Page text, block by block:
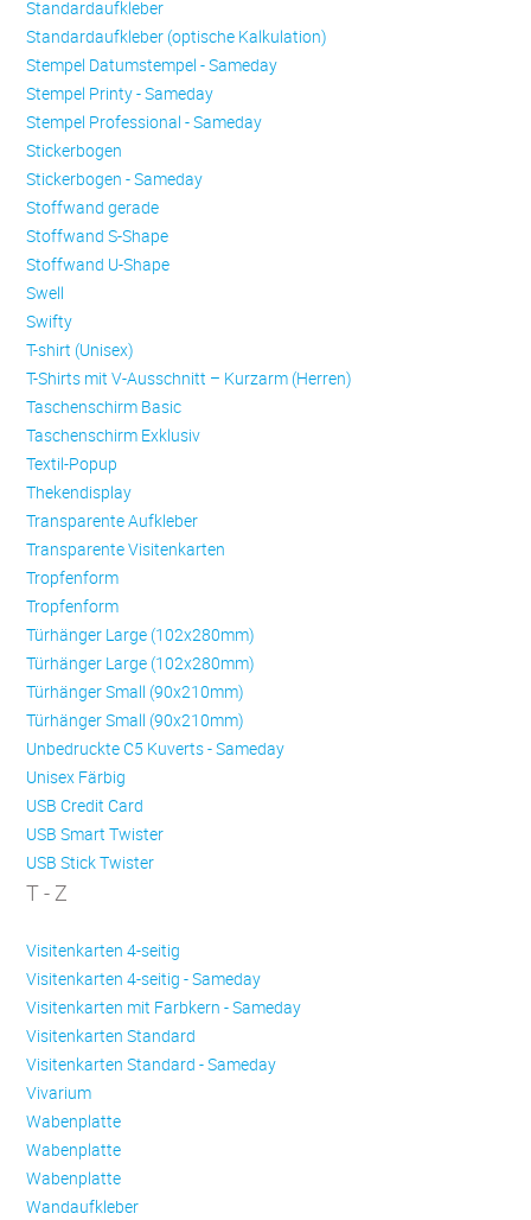
Standardaufkleber
Standardaufkleber (optische Kalkulation)
Stempel Datumstempel - Sameday
Stempel Printy - Sameday
Stempel Professional - Sameday
Stickerbogen
Stickerbogen - Sameday
Stoffwand gerade
Stoffwand S-Shape
Stoffwand U-Shape
Swell
Swifty
T-shirt (Unisex)
T-Shirts mit V-Ausschnitt – Kurzarm (Herren)
Taschenschirm Basic
Taschenschirm Exklusiv
Textil-Popup
Thekendisplay
Transparente Aufkleber
Transparente Visitenkarten
Trop­fen­form
Trop­fen­form
Türhänger Large (102x280mm)
Türhänger Large (102x280mm)
Türhänger Small (90x210mm)
Türhänger Small (90x210mm)
Unbedruckte C5 Kuverts - Sameday
Unisex Färbig
USB Credit Card
USB Smart Twister
USB Stick Twister
T - Z
Visitenkarten 4-seitig
Visitenkarten 4-seitig - Sameday
Visitenkarten mit Farbkern - Sameday
Visitenkarten Standard
Visitenkarten Standard - Sameday
Vivarium
Wabenplatte
Wabenplatte
Wabenplatte
Wandaufkleber